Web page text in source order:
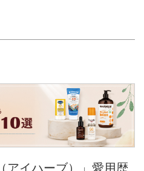
アイハーブ）」愛用歴